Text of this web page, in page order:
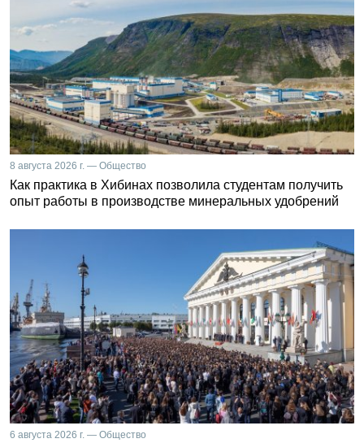
8 августа 2026 г. — Общество
Как практика в Хибинах позволила студентам получить
опыт работы в производстве минеральных удобрений
6 августа 2026 г. — Общество